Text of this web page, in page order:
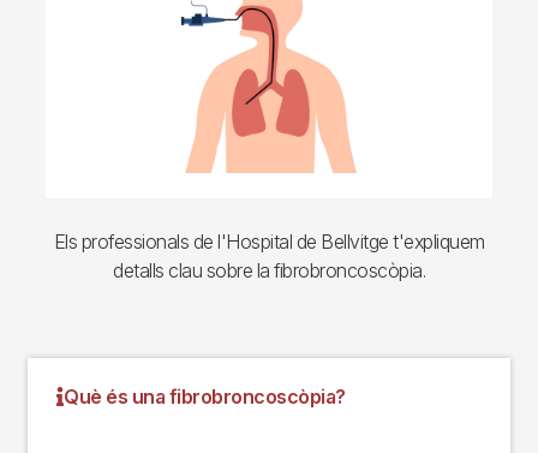
Els professionals de l'Hospital de Bellvitge t'expliquem
detalls clau sobre la fibrobroncoscòpia.
Què és una fibrobroncoscòpia?